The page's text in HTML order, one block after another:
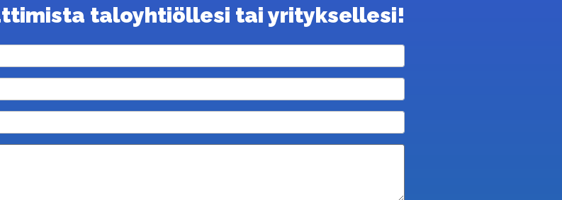
taloyhtiöllesi tai yrityksellesi!